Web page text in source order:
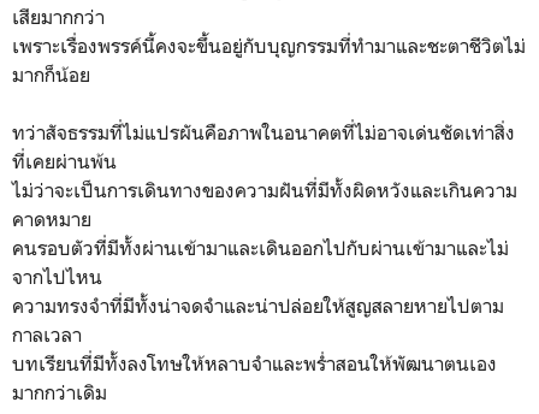
เสียมากกว่า
เพราะเรื่องพรรค์นี้คงจะขึ้นอยู่กับบุญกรรมที่ทำมาและชะตาชีวิตไม่
มากก็น้อย
ทว่าสัจธรรมที่ไม่แปรผันคือภาพในอนาคตที่ไม่อาจเด่นชัดเท่าสิ่ง
ที่เคยผ่านพ้น
ไม่ว่าจะเป็นการเดินทางของความฝันที่มีทั้งผิดหวังและเกินความ
คาดหมาย
คนรอบตัวที่มีทั้งผ่านเข้ามาและเดินออกไปกับผ่านเข้ามาและไม่
จากไปไหน
ความทรงจำที่มีทั้งน่าจดจำและน่าปล่อยให้สูญสลายหายไปตาม
กาลเวลา
บทเรียนที่มีทั้งลงโทษให้หลาบจำและพร่ำสอนให้พัฒนาตนเอง
มากกว่าเดิม